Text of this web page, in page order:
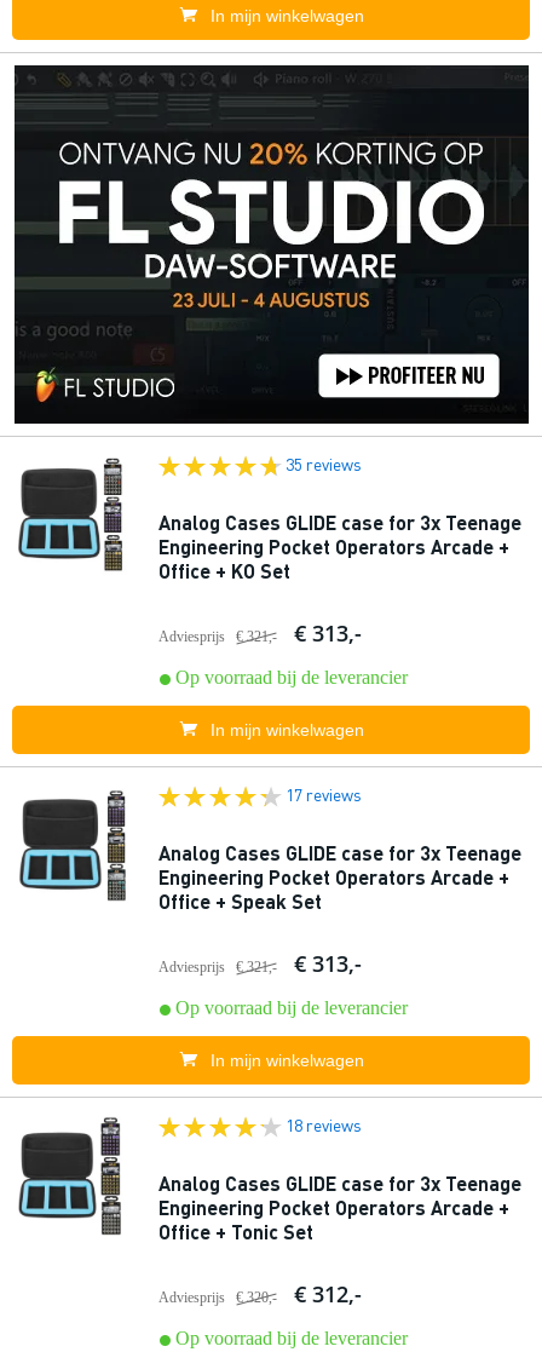
In mijn winkelwagen
35 reviews
Analog Cases GLIDE case for 3x Teenage
Engineering Pocket Operators Arcade +
Office + KO Set
Adviesprijs € 321,- € 313,-
Op voorraad bij de leverancier
In mijn winkelwagen
17 reviews
Analog Cases GLIDE case for 3x Teenage
Engineering Pocket Operators Arcade +
Office + Speak Set
Adviesprijs € 321,- € 313,-
Op voorraad bij de leverancier
In mijn winkelwagen
18 reviews
Analog Cases GLIDE case for 3x Teenage
Engineering Pocket Operators Arcade +
Office + Tonic Set
Adviesprijs € 320,- € 312,-
Op voorraad bij de leverancier